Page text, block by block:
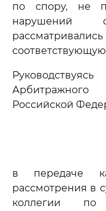
по спору, не
нарушений
Арбитражного
Российской
в передаче
рассмотрения в
коллегии по